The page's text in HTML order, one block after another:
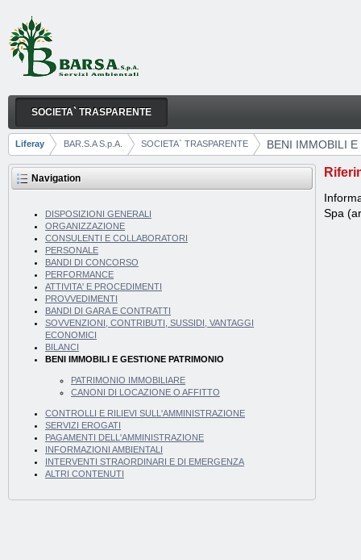
Skip to Content
BENI IMMOBILI E GESTIONE PATRIMONIO
Navigation
SOCIETA` TRASPARENTE
Breadcrumbs
Liferay BAR.S.A S.p.A. SOCIETA` TRASPARENTE BENI IMMOBILI
Navigation
DISPOSIZIONI GENERALI
ORGANIZZAZIONE
CONSULENTI E COLLABORATORI
PERSONALE
BANDI DI CONCORSO
PERFORMANCE
ATTIVITA' E PROCEDIMENTI
PROVVEDIMENTI
BANDI DI GARA E CONTRATTI
SOVVENZIONI, CONTRIBUTI, SUSSIDI, VANTAGGI
ECONOMICI
BILANCI
BENI IMMOBILI E GESTIONE PATRIMONIO
PATRIMONIO IMMOBILIARE
CANONI DI LOCAZIONE O AFFITTO
CONTROLLI E RILIEVI SULL'AMMINISTRAZIONE
SERVIZI EROGATI
PAGAMENTI DELL'AMMINISTRAZIONE
INFORMAZIONI AMBIENTALI
INTERVENTI STRAORDINARI E DI EMERGENZA
ALTRI CONTENUTI
Spa